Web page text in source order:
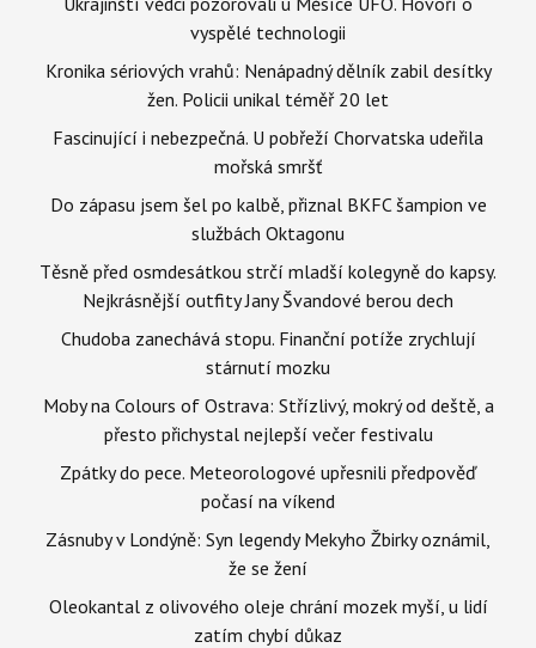
vyspělé technologii
Kronika sériových vrahů: Nenápadný dělník zabil desítky
žen. Policii unikal téměř 20 let
Fascinující i nebezpečná. U pobřeží Chorvatska udeřila
mořská smršť
Do zápasu jsem šel po kalbě, přiznal BKFC šampion ve
službách Oktagonu
Těsně před osmdesátkou strčí mladší kolegyně do kapsy.
Nejkrásnější outfity Jany Švandové berou dech
Chudoba zanechává stopu. Finanční potíže zrychlují
stárnutí mozku
Moby na Colours of Ostrava: Střízlivý, mokrý od deště, a
přesto přichystal nejlepší večer festivalu
Zpátky do pece. Meteorologové upřesnili předpověď
počasí na víkend
Zásnuby v Londýně: Syn legendy Mekyho Žbirky oznámil,
že se žení
Oleokantal z olivového oleje chrání mozek myší, u lidí
zatím chybí důkaz